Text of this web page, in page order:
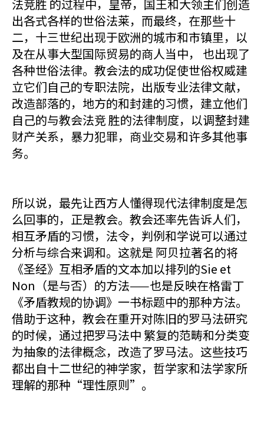
法竞胜 的过程中，皇帝，国王和大领主们创造
出各式各样的世俗法莱，而最终，在那些十
二，十三世纪出现于欧洲的城市和市镇里，以
及在从事大型国际贸易的商人当中， 也出现了
各种世俗法律。教会法的成功促使世俗权威建
立它们自己的专职法院，出版专业法律文献，
改造部落的，地方的和封建的习惯，建立他们
自己的与教会法竞 胜的法律制度，以调整封建
财产关系，暴力犯罪，商业交易和许多其他事
务。
所以说，最先让西方人懂得现代法律制度是怎
么回事的，正是教会。教会还率先告诉人们，
相互矛盾的习惯，法令，判例和学说可以通过
分析与综合来调和。这就是 阿贝拉著名的将
《圣经》互相矛盾的文本加以排列的Sie et
Non（是与否）的方法——也是反映在格雷丁
《矛盾教规的协调》一书标题中的那种方法。
借助于这种，教会在重开对陈旧的罗马法研究
的时候，通过把罗马法中 繁复的范畴和分类变
为抽象的法律概念，改造了罗马法。这些技巧
都出自十二世纪的神学家，哲学家和法学家所
理解的那种“理性原则”。